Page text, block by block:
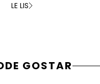
LE LIS
GOSTAR